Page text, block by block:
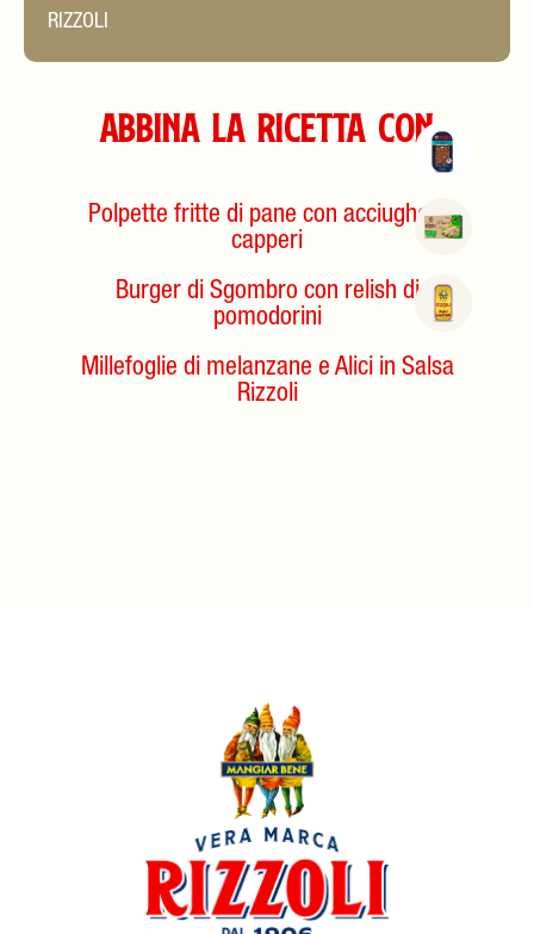
RIZZOLI
Abbina la Ricetta con
Polpette fritte di pane con acciughe e
capperi
Burger di Sgombro con relish di
pomodorini
Millefoglie di melanzane e Alici in Salsa
Rizzoli